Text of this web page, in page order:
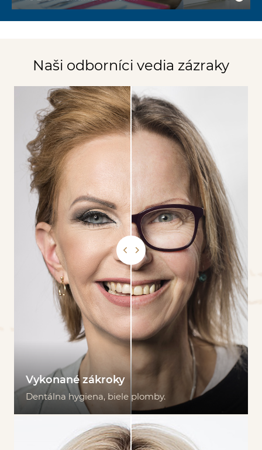
Naši odborníci vedia zázraky
Vykonané zákroky
Dentálna hygiena, biele plomby.